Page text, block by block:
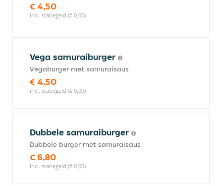
€ 4,50
incl. statiegeld (€ 0,00)
Vega samuraiburger
Vegaburger met samuraisaus
€ 4,50
incl. statiegeld (€ 0,00)
Dubbele samuraiburger
Dubbele burger met samuraisaus
€ 6,80
incl. statiegeld (€ 0,00)